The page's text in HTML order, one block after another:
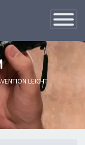
Toggle
LEICHT